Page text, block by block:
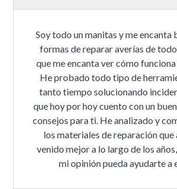
Soy todo un manitas y me encanta
formas de reparar averías de
que me encanta ver cómo funciona
He probado todo tipo de
tanto tiempo solucionando
que hoy por hoy cuento con un
consejos para ti. He analizado y
los materiales de reparación que
venido mejor a lo largo de los
mi opinión pueda ayudarte a